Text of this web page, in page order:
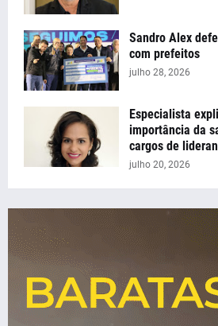
Sandro Alex
com prefeitos
julho 28, 2026
Especialista
importância da
cargos de
julho 20, 2026